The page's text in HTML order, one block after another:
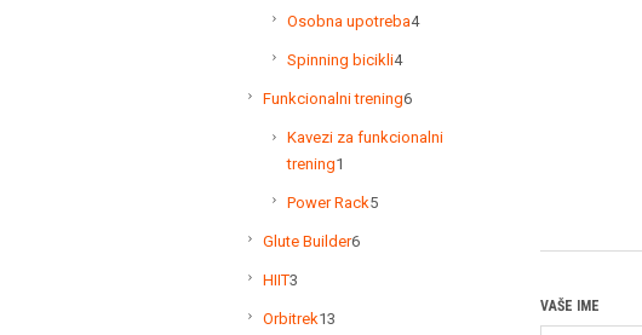
VAŠE IME
Osobna upotreba44
Spinning bicikli44
Funkcionalni trening66
Kavezi za funkcionalni
trening1
Power Rack55
Glute Builder66
HIIT3
Orbitrek13